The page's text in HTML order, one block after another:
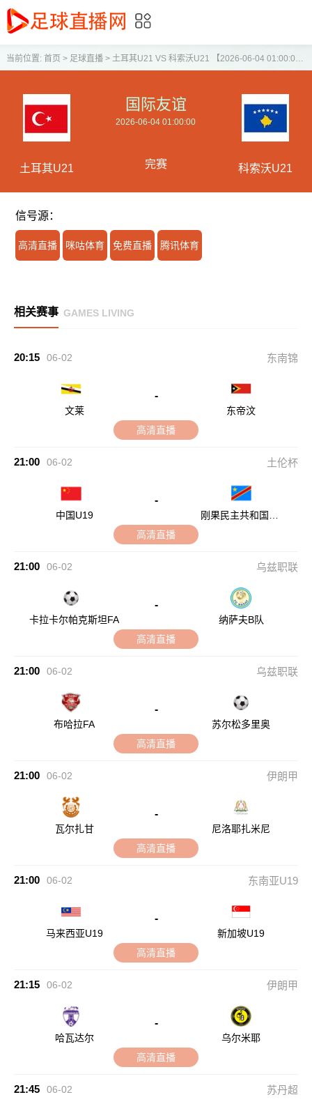
当前位置: 首页 > 足球直播> 土耳其U21 VS 科索沃U21 【2026-06-04 01:00:00】
土耳其U21
国际友谊
2026-06-04 01:00:00
完赛 科索沃U21
信号源：
高清直播 咪咕体育 免费直播 腾讯体育
相关赛事 GAMES LIVING
20:15 06-02 东南锦
文莱
-
东帝汶
高清直播
21:00 06-02 土伦杯
中国U19
-
刚果民主共和国U2
高清直播
21:00 06-02 乌兹职联
卡拉卡尔帕克斯坦FA
-
纳萨夫B队
高清直播
21:00 06-02 乌兹职联
布哈拉FA
-
苏尔松多里奥
高清直播
21:00 06-02 伊朗甲
瓦尔扎甘
-
尼洛耶扎米尼
高清直播
21:00 06-02 东南亚U19
马来西亚U19
-
新加坡U19
高清直播
21:15 06-02 伊朗甲
哈瓦达尔
-
乌尔米耶
高清直播
21:45 06-02 苏丹超